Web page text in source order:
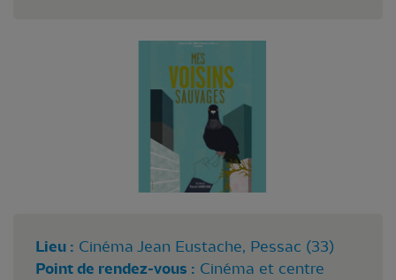
Lieu : Cinéma Jean Eustache, Pessac (33)
Point de rendez-vous : Cinéma et centre